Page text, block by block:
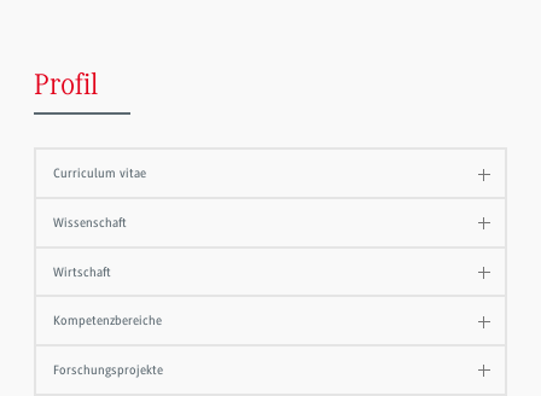
Profil
Curriculum vitae
Wissenschaft
Wirtschaft
Kompetenzbereiche
Forschungsprojekte